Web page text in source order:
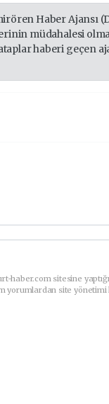
Haber Ajansı
müdahalesi
haberi geçen
haber.com sitesine
yorumlardan site